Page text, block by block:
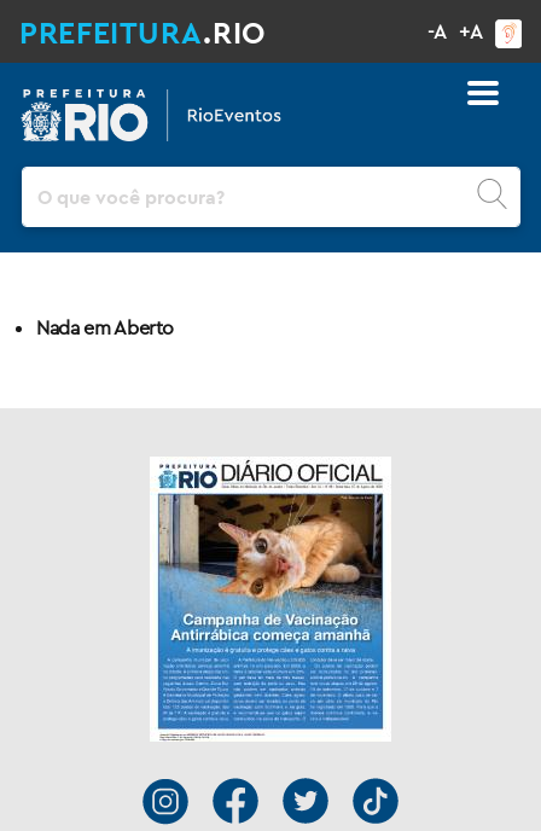
PREFEITURA.RIO -A +A
Pesquisar
Nada em Aberto